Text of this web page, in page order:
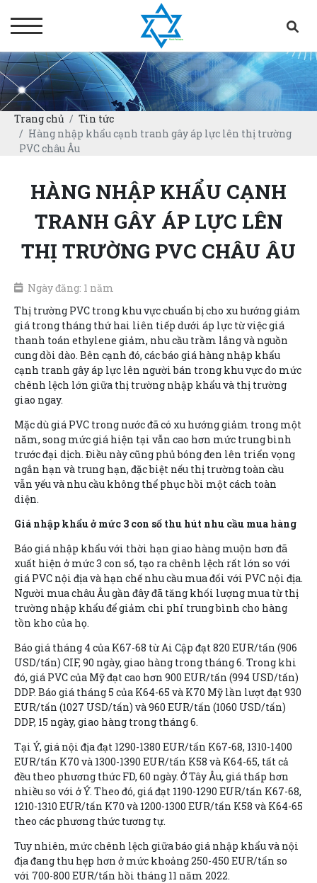
Trang chủ
Tin tức
Hàng nhập khẩu cạnh tranh gây áp lực lên thị trường
PVC châu Âu
HÀNG NHẬP KHẨU CẠNH
TRANH GÂY ÁP LỰC LÊN
THỊ TRƯỜNG PVC CHÂU ÂU
Ngày đăng: 1 năm
Thị trường PVC trong khu vực chuẩn bị cho xu hướng giảm
giá trong tháng thứ hai liên tiếp dưới áp lực từ việc giá
thanh toán ethylene giảm, nhu cầu trầm lắng và nguồn
cung dồi dào. Bên cạnh đó, các báo giá hàng nhập khẩu
cạnh tranh gây áp lực lên người bán trong khu vực do mức
chênh lệch lớn giữa thị trường nhập khẩu và thị trường
giao ngay.
Mặc dù giá PVC trong nước đã có xu hướng giảm trong một
năm, song mức giá hiện tại vẫn cao hơn mức trung bình
trước đại dịch. Điều này cũng phủ bóng đen lên triển vọng
ngắn hạn và trung hạn, đặc biệt nếu thị trường toàn cầu
vẫn yếu và nhu cầu không thể phục hồi một cách toàn
diện.
Giá nhập khẩu ở mức 3 con số thu hút nhu cầu mua hàng
Báo giá nhập khẩu với thời hạn giao hàng muộn hơn đã
xuất hiện ở mức 3 con số, tạo ra chênh lệch rất lớn so với
giá PVC nội địa và hạn chế nhu cầu mua đối với PVC nội địa.
Người mua châu Âu gần đây đã tăng khối lượng mua từ thị
trường nhập khẩu để giảm chi phí trung bình cho hàng
tồn kho của họ.
Báo giá tháng 4 của K67-68 từ Ai Cập đạt 820 EUR/tấn (906
USD/tấn) CIF, 90 ngày, giao hàng trong tháng 6. Trong khi
đó, giá PVC của Mỹ đạt cao hơn 900 EUR/tấn (994 USD/tấn)
DDP. Báo giá tháng 5 của K64-65 và K70 Mỹ lần lượt đạt 930
EUR/tấn (1027 USD/tấn) và 960 EUR/tấn (1060 USD/tấn)
DDP, 15 ngày, giao hàng trong tháng 6.
Tại Ý, giá nội địa đạt 1290-1380 EUR/tấn K67-68, 1310-1400
EUR/tấn K70 và 1300-1390 EUR/tấn K58 và K64-65, tất cả
đều theo phương thức FD, 60 ngày. Ở Tây Âu, giá thấp hơn
nhiều so với ở Ý. Theo đó, giá đạt 1190-1290 EUR/tấn K67-68,
1210-1310 EUR/tấn K70 và 1200-1300 EUR/tấn K58 và K64-65
theo các phương thức tương tự.
Tuy nhiên, mức chênh lệch giữa báo giá nhập khẩu và nội
địa đang thu hẹp hơn ở mức khoảng 250-450 EUR/tấn so
với 700-800 EUR/tấn hồi tháng 11 năm 2022.